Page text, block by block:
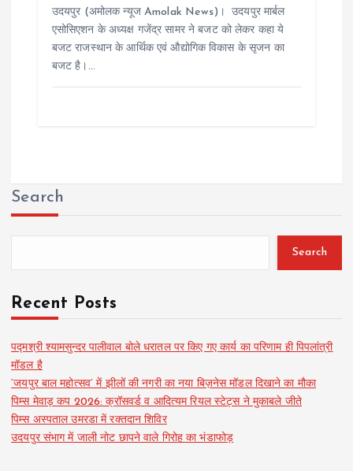
उदयपुर (अमोलक न्यूज Amolak News)। उदयपुर मार्बल
एसोसिएशन के अध्यक्ष गजेंद्र सामर ने बजट को लेकर कहा ये
बजट राजस्थान के आर्थिक एवं औद्योगिक विकास के सृजन का
बजट है।…
Search
Search
Recent Posts
पद्मश्री श्यामसुन्दर पालीवाल बोले धरातल पर किए गए कार्य का परिणाम ही पिपलांत्री
मॉडल है
‘जयपुर बाल महोत्सव’ में झीलों की नगरी का नया बिज़नेस मॉडल दिखाने का मौका
पिम्स मेवाड़ कप 2026: क्रॉसवर्ड व आदित्यम रियल स्टेट्स ने मुकाबले जीते
पिम्स अस्पताल उमरडा में रक्तदान शिविर
उदयपुर संभाग में जाली नोट छापने वाले गिरोह का भंडाफोड़